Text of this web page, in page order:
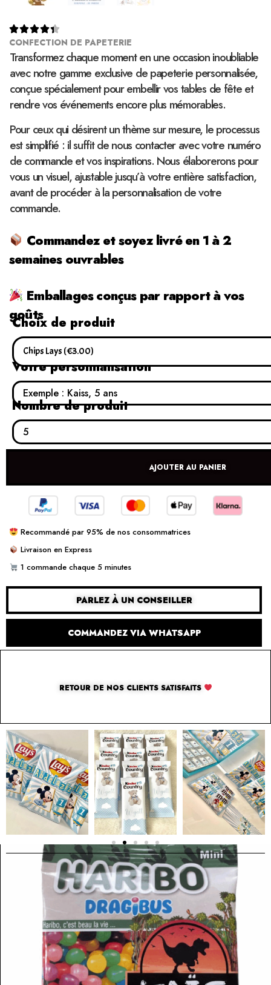

CONFECTION DE PAPETERIE
Transformez chaque moment en une occasion inoubliable
avec notre gamme exclusive de papeterie personnalisée,
conçue spécialement pour embellir vos tables de fête et
rendre vos événements encore plus mémorables.
Pour ceux qui désirent un thème sur mesure, le processus
est simplifié : il suffit de nous contacter avec votre numéro
de commande et vos inspirations. Nous élaborerons pour
vous un visuel, ajustable jusqu’à votre entière satisfaction,
avant de procéder à la personnalisation de votre
commande.
Commandez et soyez livré en 1 à 2
semaines ouvrables
Emballages conçus par rapport à vos
goûts
Choix de produit
Votre personnalisation
Nombre de produit
AJOUTER AU PANIER
Recommandé par 95% de nos consommatrices
Livraison en Express
1 commande chaque 5 minutes
PARLEZ À UN CONSEILLER
COMMANDEZ VIA WHATSAPP
RETOUR DE NOS CLIENTS SATISFAITS